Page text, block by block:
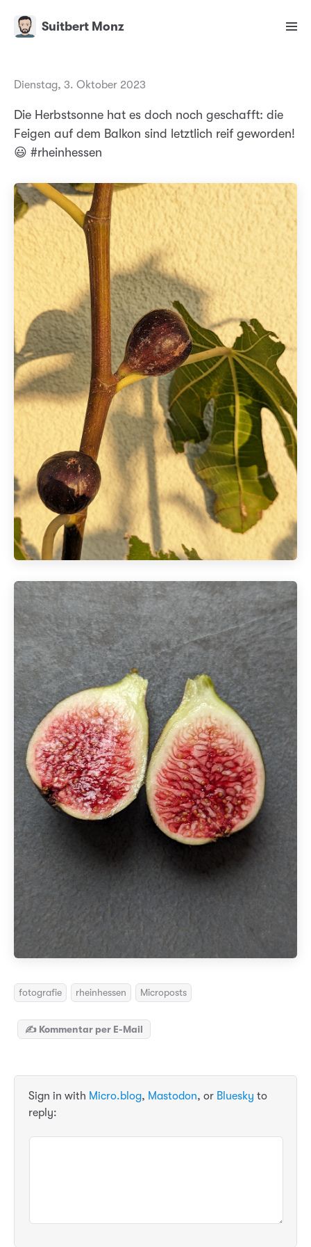
Suitbert Monz
Dienstag, 3. Oktober 2023
Die Herbstsonne hat es doch noch geschafft: die
Feigen auf dem Balkon sind letztlich reif geworden!
😃 #rheinhessen
fotografie rheinhessen Microposts
✍️ Kommentar per E-Mail
Sign in with Micro.blog, Mastodon, or Bluesky to
reply: